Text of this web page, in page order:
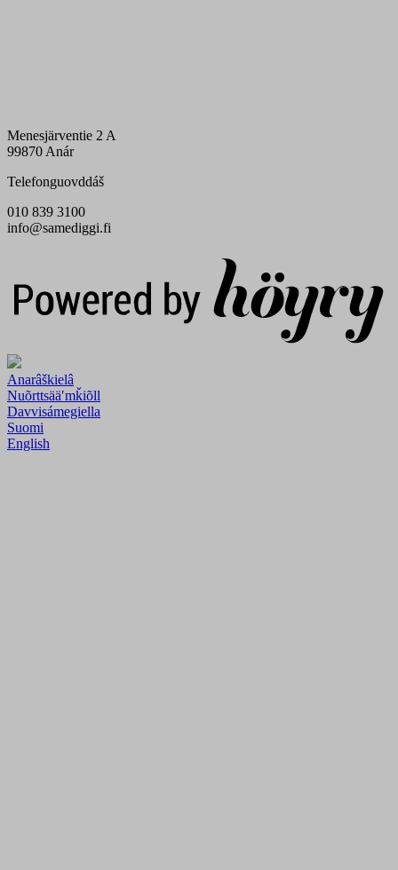
Menesjärventie 2 A
99870 Anár
Telefonguovddáš
010 839 3100
info@samediggi.fi
Anarâškielâ
Nuõrttsääʹmǩiõll
Davvisámegiella
Suomi
English